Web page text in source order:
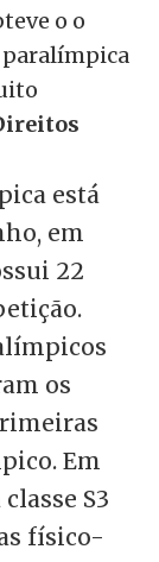
o o
está
em
22
os
Em
S3
físico-